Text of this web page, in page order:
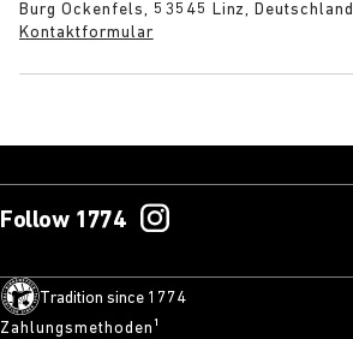
Burg Ockenfels, 53545 Linz, Deutschland
Kontaktformular
Follow 1774
Tradition since 1774
Zahlungsmethoden¹